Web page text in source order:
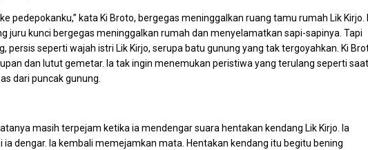
pedepokanku,” kata Ki Broto, bergegas meninggalkan ruang tamu rumah Lik Kirjo.
juru kunci bergegas meninggalkan rumah dan menyelamatkan sapi-sapinya. Tapi
persis seperti wajah istri Lik Kirjo, serupa batu gunung yang tak tergoyahkan. Ki
dan lutut gemetar. Ia tak ingin menemukan peristiwa yang terulang seperti saat
dari puncak gunung.
masih terpejam ketika ia mendengar suara hentakan kendang Lik Kirjo. Ia
dengar. Ia kembali memejamkan mata. Hentakan kendang itu begitu bening